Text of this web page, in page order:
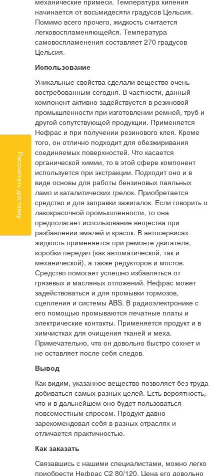
начинается от восьмидесяти градусов Цельсия.
Помимо всего прочего, жидкость считается
легковоспламеняющейся. Температура
самовоспламенения составляет 270 градусов
Цельсия.
Использование
Уникальные свойства сделали вещество очень
востребованным сегодня. В частности, данный
компонент активно задействуется в резиновой
промышленности при изготовлении ремней, труб и
другой сопутствующей продукции. Применяется
Нефрас и при получении резинового клея. Кроме
того, он отлично подходит для обезжиривания
соединяемых поверхностей. Что касается
органической химии, то в этой сфере компонент
используется при экстракции. Подходит оно и в
виде основы для работы бензиновых паяльных
ламп и каталитических грелок. Приобретается
средство и для заправки зажигалок. Если говорить о
лакокрасочной промышленности, то она
предполагает использование вещества при
разбавлении эмалей и красок. В автосервисах
жидкость применяется при ремонте двигателя,
коробки передач (как автоматической, так и
механической), а также редукторов и мостов.
Средство помогает успешно избавляться от
грязевых и масляных отложений. Нефрас может
задействоваться и для промывки тормозов,
сцепления и системы ABS. В радиоэлектронике с
его помощью промываются печатные платы и
электрические контакты. Применяется продукт и в
химчистках для очищения тканей и меха.
Примечательно, что он довольно быстро сохнет и
не оставляет после себя следов.
Вывод
Как видим, указанное вещество позволяет без труда
добиваться самых разных целей. Есть вероятность,
что и в дальнейшем оно будет пользоваться
повсеместным спросом. Продукт давно
зарекомендовал себя в разных отраслях и
отличается практичностью.
Как заказать
Связавшись с нашими специалистами, можно легко
приобрести Нефрас С2 80/120. Цена его довольно
Рассчитать доставку